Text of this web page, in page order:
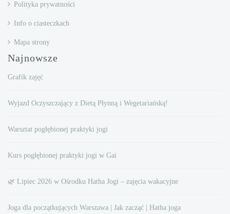
Polityka prywatności
Info o ciasteczkach
Mapa strony
Najnowsze
Grafik zajęć
Wyjazd Oczyszczający z Dietą Płynną i Wegetariańską!
Warsztat pogłębionej praktyki jogi
Kurs pogłębionej praktyki jogi w Gai
🌿 Lipiec 2026 w Ośrodku Hatha Jogi – zajęcia wakacyjne
Joga dla początkujących Warszawa | Jak zacząć | Hatha joga